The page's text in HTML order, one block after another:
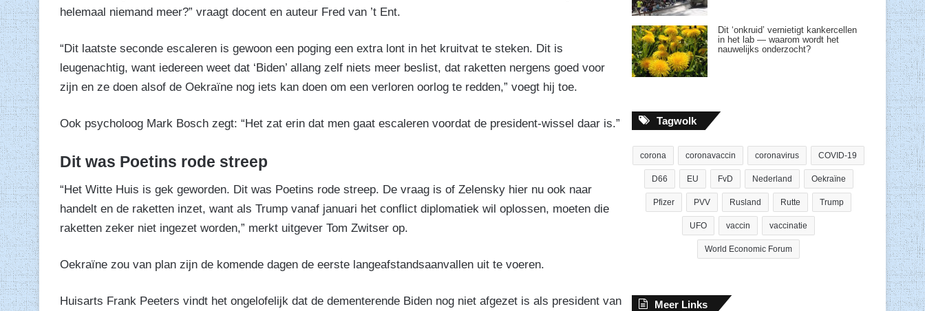
helemaal niemand meer?” vraagt docent en auteur Fred van ’t Ent.
“Dit laatste seconde escaleren is gewoon een poging een extra lont in het kruitvat te steken. Dit is
leugenachtig, want iedereen weet dat ‘Biden’ allang zelf niets meer beslist, dat raketten nergens goed voor
zijn en ze doen alsof de Oekraïne nog iets kan doen om een verloren oorlog te redden,” voegt hij toe.
Ook psycholoog Mark Bosch zegt: “Het zat erin dat men gaat escaleren voordat de president-wissel daar is.”
Dit was Poetins rode streep
“Het Witte Huis is gek geworden. Dit was Poetins rode streep. De vraag is of Zelensky hier nu ook naar
handelt en de raketten inzet, want als Trump vanaf januari het conflict diplomatiek wil oplossen, moeten die
raketten zeker niet ingezet worden,” merkt uitgever Tom Zwitser op.
Oekraïne zou van plan zijn de komende dagen de eerste langeafstandsaanvallen uit te voeren.
Huisarts Frank Peeters vindt het ongelofelijk dat de dementerende Biden nog niet afgezet is als president van
Dit ‘onkruid’ vernietigt kankercellen
in het lab — waarom wordt het
nauwelijks onderzocht?
Tagwolk
corona coronavaccin coronavirus COVID-19
D66 EU FvD Nederland Oekraïne
Pfizer PVV Rusland Rutte Trump
UFO vaccin vaccinatie
World Economic Forum
Meer Links